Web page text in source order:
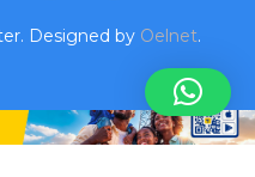
Designed by Oelnet.